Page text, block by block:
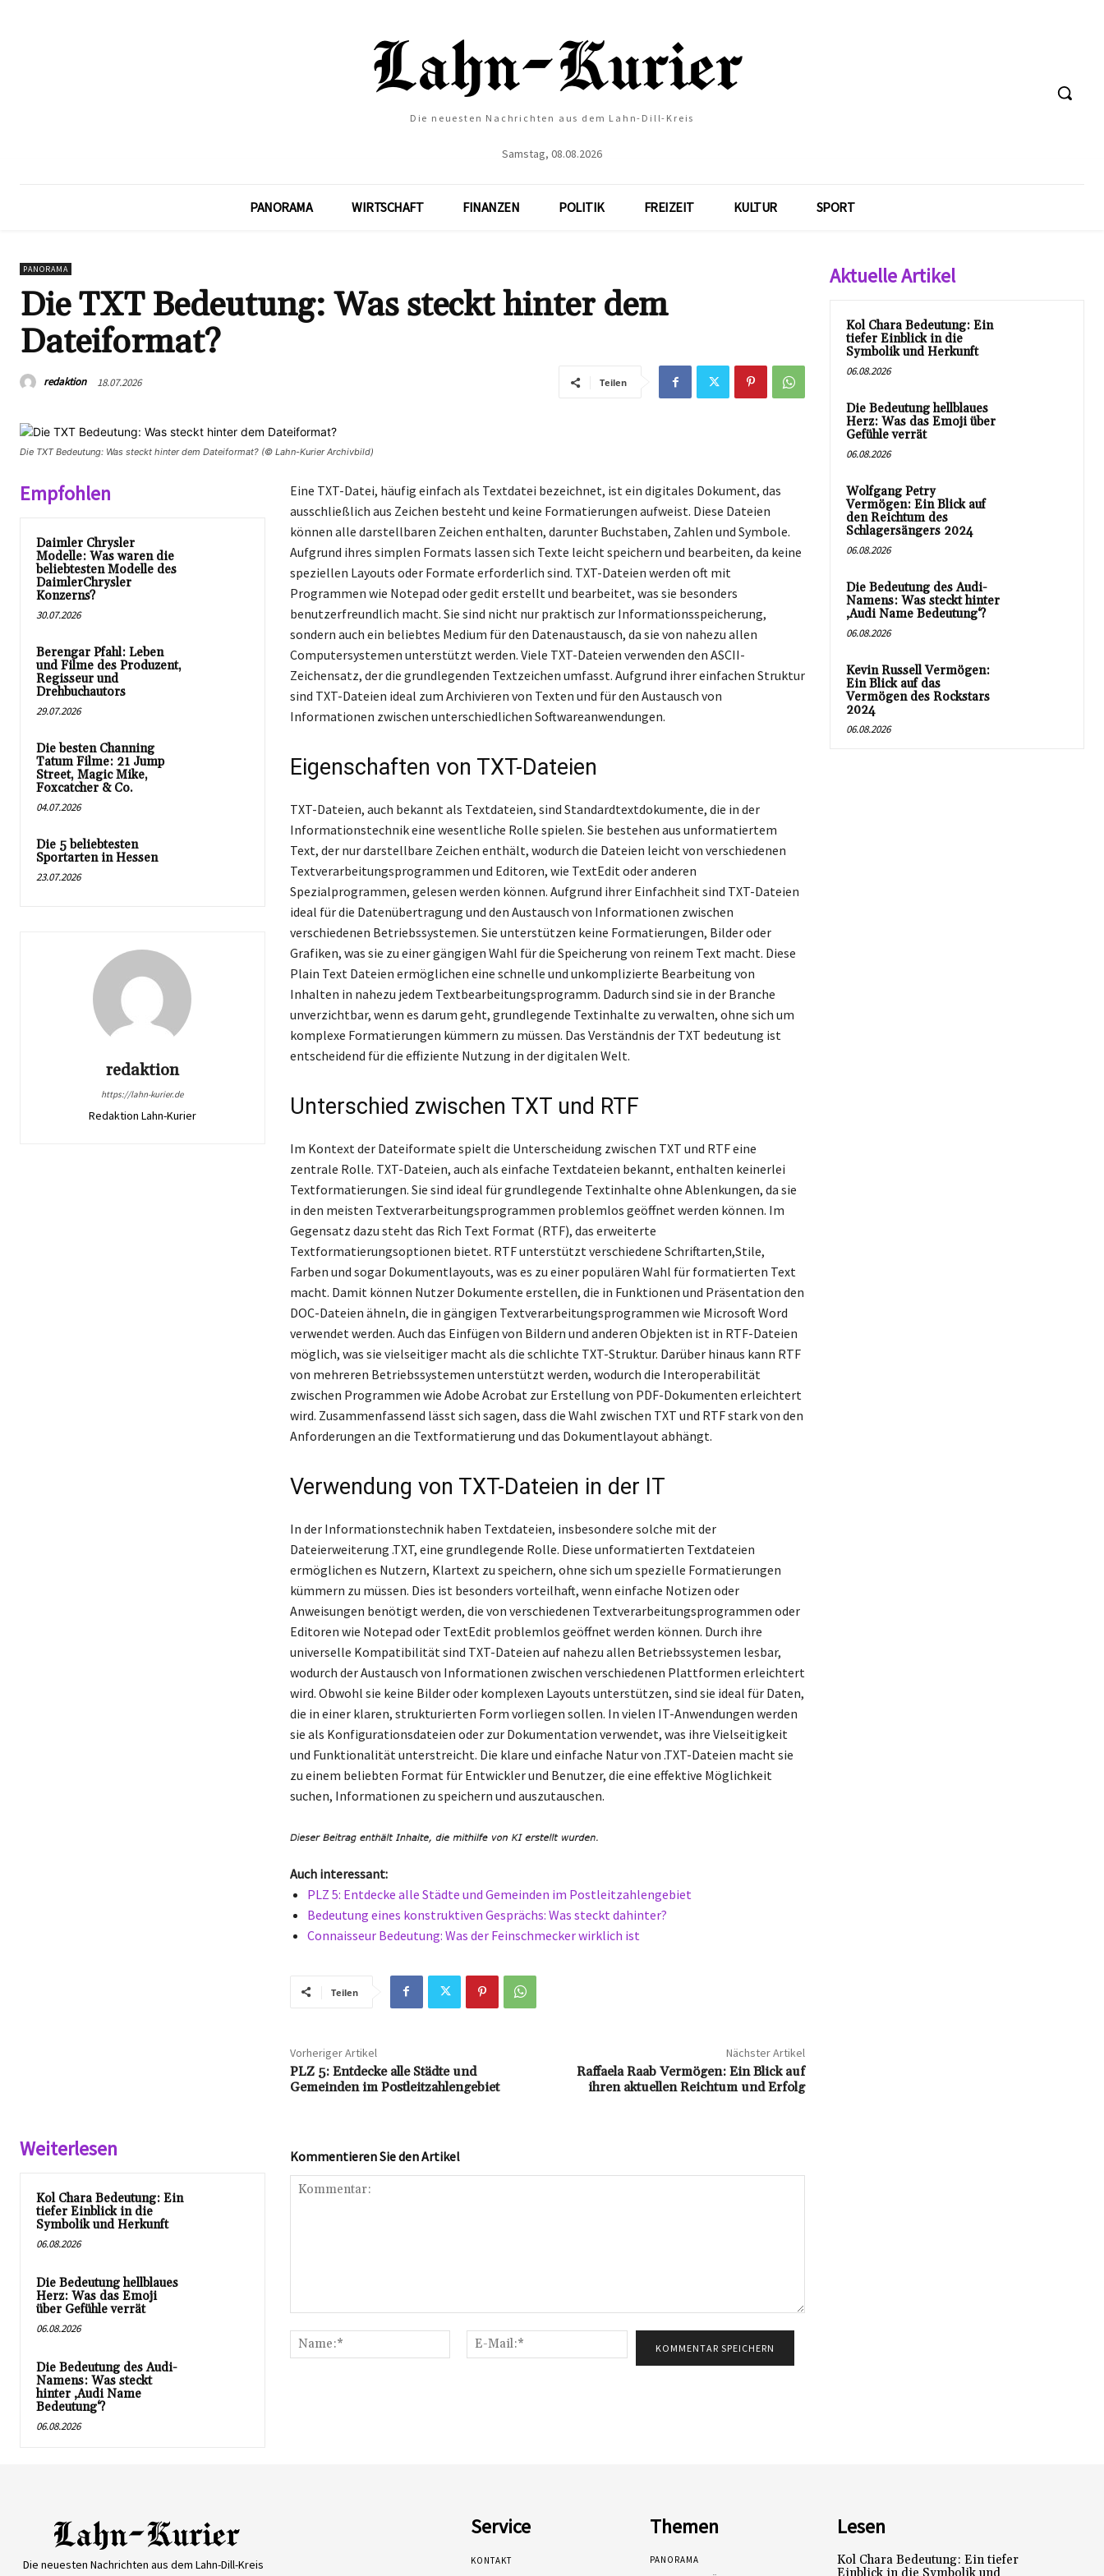
Die neuesten Nachrichten aus dem Lahn-Dill-Kreis
Samstag, 08.08.2026
PANORAMA WIRTSCHAFT FINANZEN POLITIK FREIZEIT KULTUR SPORT
PANORAMA
Die TXT Bedeutung: Was steckt hinter dem
Dateiformat?
redaktion 18.07.2026 Teilen
Die TXT Bedeutung: Was steckt hinter dem Dateiformat? (© Lahn-Kurier Archivbild)
Empfohlen
Daimler Chrysler
Modelle: Was waren die
beliebtesten Modelle des
DaimlerChrysler
Konzerns?
30.07.2026
Berengar Pfahl: Leben
und Filme des Produzent,
Regisseur und
Drehbuchautors
29.07.2026
Die besten Channing
Tatum Filme: 21 Jump
Street, Magic Mike,
Foxcatcher & Co.
04.07.2026
Die 5 beliebtesten
Sportarten in Hessen
23.07.2026
redaktion
https://lahn-kurier.de
Redaktion Lahn-Kurier
Eine TXT-Datei, häufig einfach als Textdatei bezeichnet, ist ein digitales Dokument, das
ausschließlich aus Zeichen besteht und keine Formatierungen aufweist. Diese Dateien
können alle darstellbaren Zeichen enthalten, darunter Buchstaben, Zahlen und Symbole.
Aufgrund ihres simplen Formats lassen sich Texte leicht speichern und bearbeiten, da keine
speziellen Layouts oder Formate erforderlich sind. TXT-Dateien werden oft mit
Programmen wie Notepad oder gedit erstellt und bearbeitet, was sie besonders
benutzerfreundlich macht. Sie sind nicht nur praktisch zur Informationsspeicherung,
sondern auch ein beliebtes Medium für den Datenaustausch, da sie von nahezu allen
Computersystemen unterstützt werden. Viele TXT-Dateien verwenden den ASCII-
Zeichensatz, der die grundlegenden Textzeichen umfasst. Aufgrund ihrer einfachen Struktur
sind TXT-Dateien ideal zum Archivieren von Texten und für den Austausch von
Informationen zwischen unterschiedlichen Softwareanwendungen.
Eigenschaften von TXT-Dateien
TXT-Dateien, auch bekannt als Textdateien, sind Standardtextdokumente, die in der
Informationstechnik eine wesentliche Rolle spielen. Sie bestehen aus unformatiertem
Text, der nur darstellbare Zeichen enthält, wodurch die Dateien leicht von verschiedenen
Textverarbeitungsprogrammen und Editoren, wie TextEdit oder anderen
Spezialprogrammen, gelesen werden können. Aufgrund ihrer Einfachheit sind TXT-Dateien
ideal für die Datenübertragung und den Austausch von Informationen zwischen
verschiedenen Betriebssystemen. Sie unterstützen keine Formatierungen, Bilder oder
Grafiken, was sie zu einer gängigen Wahl für die Speicherung von reinem Text macht. Diese
Plain Text Dateien ermöglichen eine schnelle und unkomplizierte Bearbeitung von
Inhalten in nahezu jedem Textbearbeitungsprogramm. Dadurch sind sie in der Branche
unverzichtbar, wenn es darum geht, grundlegende Textinhalte zu verwalten, ohne sich um
komplexe Formatierungen kümmern zu müssen. Das Verständnis der TXT bedeutung ist
entscheidend für die effiziente Nutzung in der digitalen Welt.
Unterschied zwischen TXT und RTF
Im Kontext der Dateiformate spielt die Unterscheidung zwischen TXT und RTF eine
zentrale Rolle. TXT-Dateien, auch als einfache Textdateien bekannt, enthalten keinerlei
Textformatierungen. Sie sind ideal für grundlegende Textinhalte ohne Ablenkungen, da sie
in den meisten Textverarbeitungsprogrammen problemlos geöffnet werden können. Im
Gegensatz dazu steht das Rich Text Format (RTF), das erweiterte
Textformatierungsoptionen bietet. RTF unterstützt verschiedene Schriftarten,Stile,
Farben und sogar Dokumentlayouts, was es zu einer populären Wahl für formatierten Text
macht. Damit können Nutzer Dokumente erstellen, die in Funktionen und Präsentation den
DOC-Dateien ähneln, die in gängigen Textverarbeitungsprogrammen wie Microsoft Word
verwendet werden. Auch das Einfügen von Bildern und anderen Objekten ist in RTF-Dateien
möglich, was sie vielseitiger macht als die schlichte TXT-Struktur. Darüber hinaus kann RTF
von mehreren Betriebssystemen unterstützt werden, wodurch die Interoperabilität
zwischen Programmen wie Adobe Acrobat zur Erstellung von PDF-Dokumenten erleichtert
wird. Zusammenfassend lässt sich sagen, dass die Wahl zwischen TXT und RTF stark von den
Anforderungen an die Textformatierung und das Dokumentlayout abhängt.
Verwendung von TXT-Dateien in der IT
In der Informationstechnik haben Textdateien, insbesondere solche mit der
Dateierweiterung .TXT, eine grundlegende Rolle. Diese unformatierten Textdateien
ermöglichen es Nutzern, Klartext zu speichern, ohne sich um spezielle Formatierungen
kümmern zu müssen. Dies ist besonders vorteilhaft, wenn einfache Notizen oder
Anweisungen benötigt werden, die von verschiedenen Textverarbeitungsprogrammen oder
Editoren wie Notepad oder TextEdit problemlos geöffnet werden können. Durch ihre
universelle Kompatibilität sind TXT-Dateien auf nahezu allen Betriebssystemen lesbar,
wodurch der Austausch von Informationen zwischen verschiedenen Plattformen erleichtert
wird. Obwohl sie keine Bilder oder komplexen Layouts unterstützen, sind sie ideal für Daten,
die in einer klaren, strukturierten Form vorliegen sollen. In vielen IT-Anwendungen werden
sie als Konfigurationsdateien oder zur Dokumentation verwendet, was ihre Vielseitigkeit
und Funktionalität unterstreicht. Die klare und einfache Natur von .TXT-Dateien macht sie
zu einem beliebten Format für Entwickler und Benutzer, die eine effektive Möglichkeit
suchen, Informationen zu speichern und auszutauschen.
Auch interessant:
PLZ 5: Entdecke alle Städte und Gemeinden im Postleitzahlengebiet
Bedeutung eines konstruktiven Gesprächs: Was steckt dahinter?
Connaisseur Bedeutung: Was der Feinschmecker wirklich ist
Teilen
Vorheriger Artikel
PLZ 5: Entdecke alle Städte und
Gemeinden im Postleitzahlengebiet
Nächster Artikel
Raffaela Raab Vermögen: Ein Blick auf
ihren aktuellen Reichtum und Erfolg
Weiterlesen
Kol Chara Bedeutung: Ein
tiefer Einblick in die
Symbolik und Herkunft
06.08.2026
Die Bedeutung hellblaues
Herz: Was das Emoji
über Gefühle verrät
06.08.2026
Die Bedeutung des Audi-
Namens: Was steckt
hinter ‚Audi Name
Bedeutung‘?
06.08.2026
Kommentieren Sie den Artikel
Name:*
Mail:*
Aktuelle Artikel
Kol Chara Bedeutung: Ein
tiefer Einblick in die
Symbolik und Herkunft
06.08.2026
Die Bedeutung hellblaues
Herz: Was das Emoji über
Gefühle verrät
06.08.2026
Wolfgang Petry
Vermögen: Ein Blick auf
den Reichtum des
Schlagersängers 2024
06.08.2026
Die Bedeutung des Audi-
Namens: Was steckt hinter
‚Audi Name Bedeutung‘?
06.08.2026
Kevin Russell Vermögen:
Ein Blick auf das
Vermögen des Rockstars
2024
06.08.2026
Die neuesten Nachrichten aus dem Lahn-Dill-Kreis
Service
KONTAKT
Themen
PANORAMA
Lesen
Kol Chara Bedeutung: Ein tiefer
Einblick in die Symbolik und